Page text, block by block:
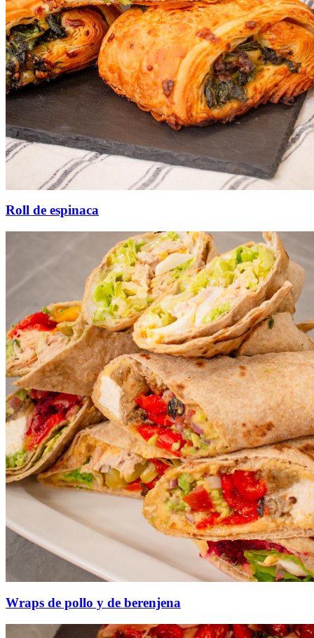
Roll de espinaca
Wraps de pollo y de berenjena